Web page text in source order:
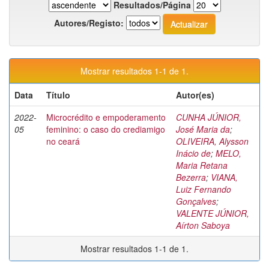
Resultados/Página
Autores/Registo:
Mostrar resultados 1-1 de 1.
Data
Título
Autor(es)
2022-
05
Microcrédito e empoderamento
feminino: o caso do crediamigo
no ceará
CUNHA JÚNIOR,
José Maria da;
OLIVEIRA, Alysson
Inácio de; MELO,
Maria Retana
Bezerra; VIANA,
Luiz Fernando
Gonçalves;
VALENTE JÚNIOR,
Aírton Saboya
Mostrar resultados 1-1 de 1.